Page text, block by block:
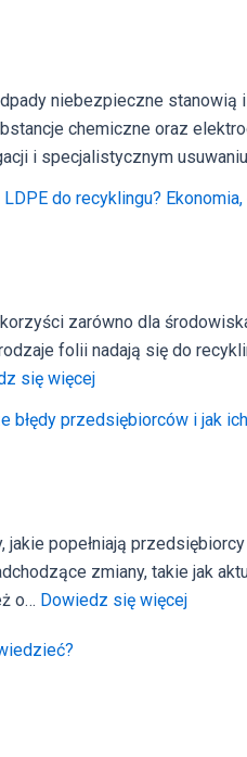
niebezpieczne
chemiczne oraz
i specjalistycznym
do recyklingu?
zarówno dla
folii nadają się do
się więcej:
warto
i
LDPE
do
błędy przedsiębiorców i jak
jakie popełniają
zmiany, takie jak
o… Dowiedz się więcej: